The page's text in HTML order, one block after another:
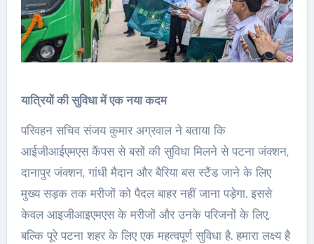
यात्रियों की सुविधा में एक नया कदम
परिवहन सचिव संजय कुमार अग्रवाल ने बताया कि
आईजीआईएमएस कैंपस से बसों की सुविधा मिलने से पटना जंक्शन,
दानापुर जंक्शन, गांधी मैदान और बैरिया बस स्टैंड जाने के लिए
मुख्य सड़क तक मरीजों को पैदल बाहर नहीं जाना पड़ेगा. इससे
केवल आइजीआइएमएस के मरीजों और उनके परिजनों के लिए,
बल्कि पूरे पटना शहर के लिए एक महत्वपूर्ण सुविधा है. हमारा लक्ष्य है